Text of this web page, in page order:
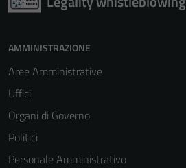
AMMINISTRAZIONE
Aree Amministrative
Uffici
Organi di Governo
Politici
Personale Amministrativo